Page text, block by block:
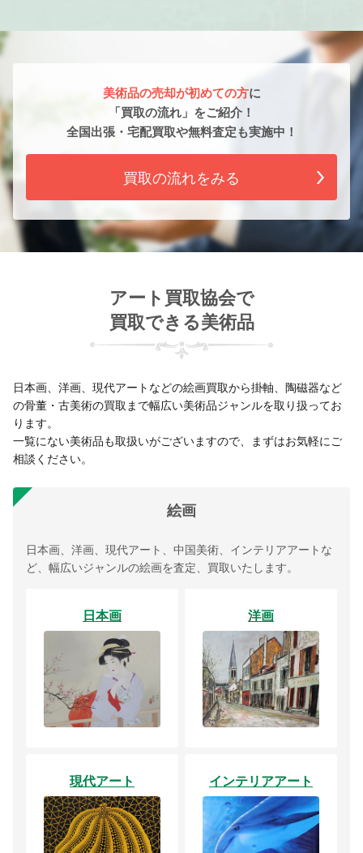
美術品の売却が初めての方に
「買取の流れ」をご紹介！
全国出張・宅配買取や無料査定も実施中！
買取の流れをみる
アート買取協会で
買取できる美術品
日本画、洋画、現代アートなどの絵画買取から掛軸、陶磁器など
の骨董・古美術の買取まで幅広い美術品ジャンルを取り扱ってお
ります。
一覧にない美術品も取扱いがございますので、まずはお気軽にご
相談ください。
絵画
日本画、洋画、現代アート、中国美術、インテリアアートな
ど、幅広いジャンルの絵画を査定、買取いたします。
日本画 洋画
現代アート インテリアアート